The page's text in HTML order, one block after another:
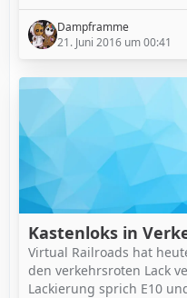
Dampframme
21. Juni 2016 um 00:41
Kastenloks in
Virtual Railroads hat
den verkehrsroten Lack
Lackierung sprich E10